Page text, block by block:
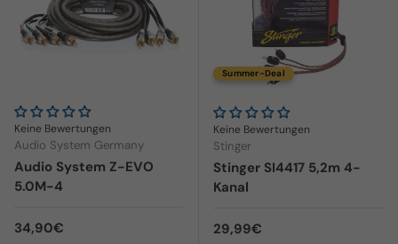
Keine Bewertungen
Audio System Germany
Audio System Z-EVO
5.0M-4
Normaler Preis
34,90€
Summer-Deal
Keine Bewertungen
Stinger
Stinger SI4417 5,2m 4-
Kanal
Normaler Preis
29,99€